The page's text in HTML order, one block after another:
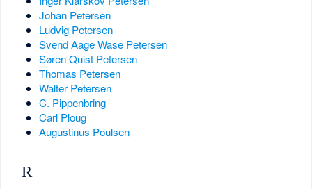
Johan Petersen
Ludvig Petersen
Svend Aage Wase Petersen
Søren Quist Petersen
Thomas Petersen
Walter Petersen
C. Pippenbring
Carl Ploug
Augustinus Poulsen
R